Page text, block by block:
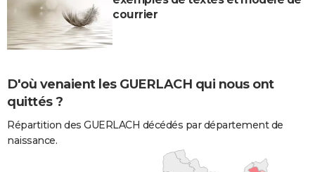
courrier
D'où venaient les GUERLACH qui nous ont
quittés ?
Répartition des GUERLACH décédés par département de
naissance.